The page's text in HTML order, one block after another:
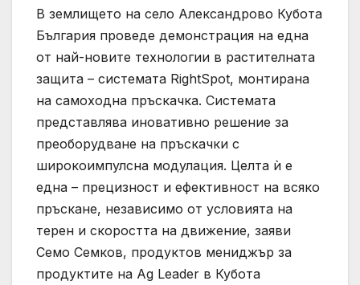
В землището на село Александрово Кубота
България проведе демонстрация на една
от най-новите технологии в растителната
защита – системата RightSpot, монтирана
на самоходна пръскачка. Системата
представлява иновативно решение за
преоборудване на пръскачки с
широкоимпулсна модулация. Целта ѝ е
една – прецизност и ефективност на всяко
пръскане, независимо от условията на
терен и скоростта на движение, заяви
Семо Семков, продуктов мениджър за
продуктите на Ag Leader в Кубота